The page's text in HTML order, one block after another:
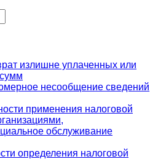
излишне уплаченных или
несообщение сведений
применения налоговой
обслуживание
определения налоговой